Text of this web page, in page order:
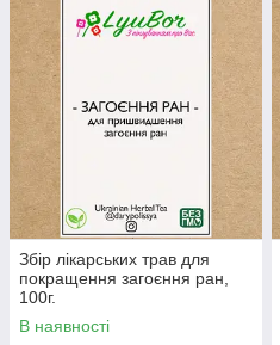
Збір лікарських трав для
покращення загоєння ран,
100г.
В наявності